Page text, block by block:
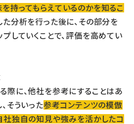
持ってもらえているのかを知るこ
た分析を行った後に、その部分を
プしていくことで、評価を高めてい
際に、他社を参考にすることはあ
そういった参考コンテンツの模倣
社独自の知見や強みを活かしたコ